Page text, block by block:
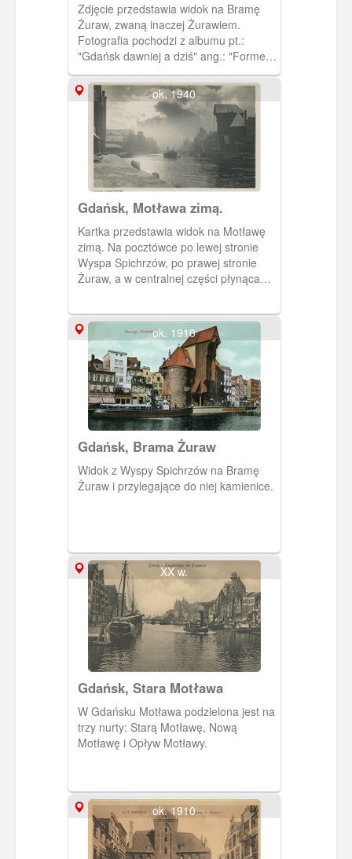
Zdjęcie przedstawia widok na Bramę
Żuraw, zwaną inaczej Żurawiem.
Fotografia pochodzi z albumu pt.:
"Gdańsk dawniej a dziś" ang.: "Former
and today" autorstwa M.
Dobrzykowskiego. W kartonowej
kopercie w kolorze szałwiowej zieleni
jest 14 zdjęć przedwojennego i
powojennego, zruinowanego Gdańska.
Napisy na okładce albumu są
wytłoczone i pozłocone.
ok. 1940
Gdańsk, Motława zimą.
Kartka przedstawia widok na Motławę
zimą. Na pocztówce po lewej stronie
Wyspa Spichrzów, po prawej stronie
Żuraw, a w centralnej części płynąca
ok. 1910
Gdańsk, Brama Żuraw
Widok z Wyspy Spichrzów na Bramę
Żuraw i przylegające do niej kamienice.
XX w.
Gdańsk, Stara Motława
W Gdańsku Motława podzielona jest na
trzy nurty: Starą Motławę, Nową
Motławę i Opływ Motławy.
ok. 1910